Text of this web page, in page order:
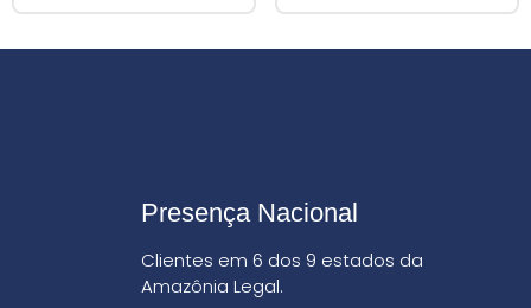
Presença Nacional
Clientes em 6 dos 9 estados da
Amazônia Legal.